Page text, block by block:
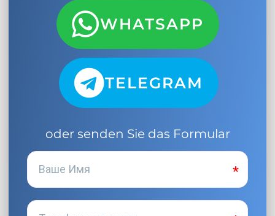
WHATSAPP
TELEGRAM
oder senden Sie das Formular